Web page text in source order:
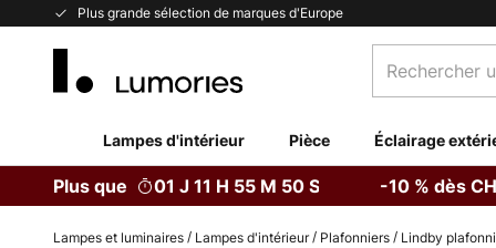
Plus grande sélection de marques d'Europe
Allez
un
catégorie...
Lampes d'intérieur Pièce Éclairage
Plus que 01 J 11 H 55 M 50 S -10 % dès
Lampes et luminaires Lampes d'intérieur Plafonniers Lindby